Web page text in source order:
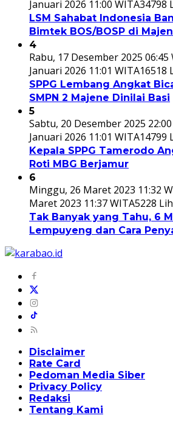
Januari 2026 11:00 WITA34798
LSM Sahabat Indonesia
Bimtek BOS/BOSP di
4
Rabu, 17 Desember 2025 06:45
Januari 2026 11:01 WITA16518
SPPG Lembang Angkat
SMPN 2 Majene Dinilai Basi
5
Sabtu, 20 Desember 2025
Januari 2026 11:01 WITA14799
Kepala SPPG Tamerodo
Roti MBG Berjamur
6
Minggu, 26 Maret 2023 11:32
Maret 2023 11:37 WITA5228
Tak Banyak yang Tahu, 6
Lempuyeng dan Cara
Disclaimer
Rate Card
Pedoman Media Siber
Privacy Policy
Redaksi
Tentang Kami